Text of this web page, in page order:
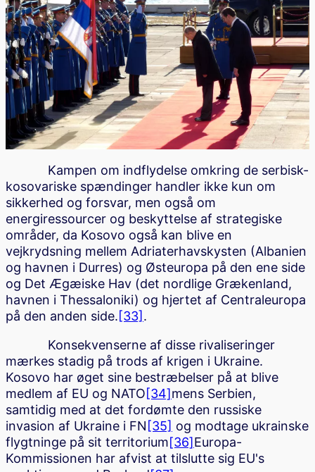
Kampen om indflydelse omkring de serbisk-
kosovariske spændinger handler ikke kun om
sikkerhed og forsvar, men også om
energiressourcer og beskyttelse af strategiske
områder, da Kosovo også kan blive en
vejkrydsning mellem Adriaterhavskysten (Albanien
og havnen i Durres) og Østeuropa på den ene side
og Det Ægæiske Hav (det nordlige Grækenland,
havnen i Thessaloniki) og hjertet af Centraleuropa
på den anden side.[33] .
Konsekvenserne af disse rivaliseringer
mærkes stadig på trods af krigen i Ukraine.
Kosovo har øget sine bestræbelser på at blive
medlem af EU og NATO[34]mens Serbien,
samtidig med at det fordømte den russiske
invasion af Ukraine i FN [35] og modtage ukrainske
flygtninge på sit territorium[36]Europa-
Kommissionen har afvist at tilslutte sig EU's